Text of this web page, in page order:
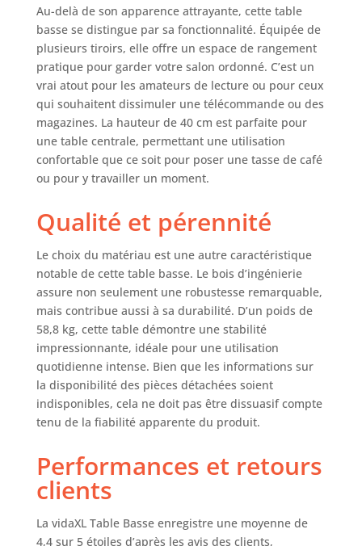
autres petits objets
bien organisés et à
portée de main.
Plateau de table
: le plateau
robuste offre une
surface fiable pour
garder vos articles
essentiels à portée
de main, ce qui le
usage quotidien.
Que vous placiez
livres ou des objets
décoratifs, sa
durabilité garantit
que vous pouvez
gérer plusieurs
tâches avec
facilité.
Fonctionnalité
polyvalente : la
table s'adapte
facilement à
environnements,
boissons lors de
réunions à
Au-delà de son apparence attrayante, cette table
basse se distingue par sa fonctionnalité. Équipée de
plusieurs tiroirs, elle offre un espace de rangement
pratique pour garder votre salon ordonné. C’est un
vrai atout pour les amateurs de lecture ou pour ceux
qui souhaitent dissimuler une télécommande ou des
magazines. La hauteur de 40 cm est parfaite pour
une table centrale, permettant une utilisation
confortable que ce soit pour poser une tasse de café
ou pour y travailler un moment.
Qualité et pérennité
Le choix du matériau est une autre caractéristique
notable de cette table basse. Le bois d’ingénierie
assure non seulement une robustesse remarquable,
mais contribue aussi à sa durabilité. D’un poids de
58,8 kg, cette table démontre une stabilité
impressionnante, idéale pour une utilisation
quotidienne intense. Bien que les informations sur
la disponibilité des pièces détachées soient
indisponibles, cela ne doit pas être dissuasif compte
tenu de la fiabilité apparente du produit.
Performances et retours
clients
La vidaXL Table Basse enregistre une moyenne de
4,4 sur 5 étoiles d’après les avis des clients,